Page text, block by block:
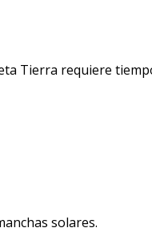
Tierra requiere
solares.